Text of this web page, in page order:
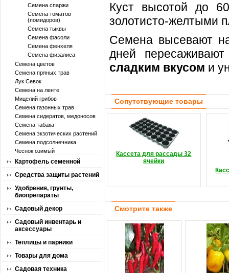
Семена спаржи
Семена томатов
(помидоров)
Семена тыквы
Семена фасоли
Семена фенхеля
Семена физалиса
Семена цветов
Семена пряных трав
Лук Севок
Семена на ленте
Мицелий грибов
Семена газонных трав
Семена сидератов, медоносов
Семена табака
Семена экзотических растений
Семена подсолнечника
Чеснок озимый
Картофель семенной
Средства защиты растений
Удобрения, грунты,
биопрепараты
Садовый декор
Садовый инвентарь и
аксессуары
Теплицы и парники
Товары для дома
Садовая техника
Куст высотой до
золотисто-желтыми
Семена высевают
дней
сладким вкусом и
Сопутствующие товары
Кассета для рассады 32
ячейки
Смотрите также